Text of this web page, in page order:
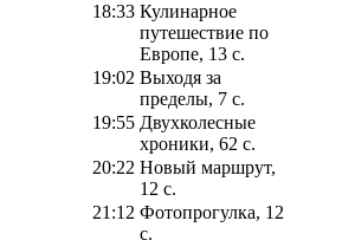
18:33 Кулинарное
путешествие по
Европе, 13 с.
19:02 Выходя за
пределы, 7 с.
19:55 Двухколесные
хроники, 62 с.
20:22 Новый маршрут,
12 с.
21:12 Фотопрогулка, 12
с.